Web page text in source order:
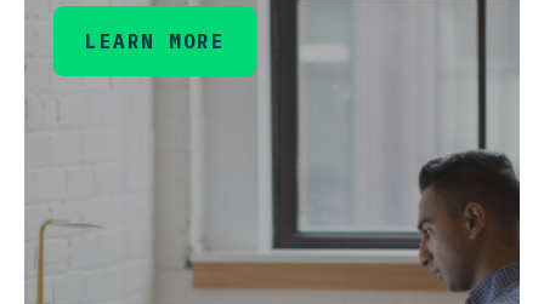
LEARN MORE